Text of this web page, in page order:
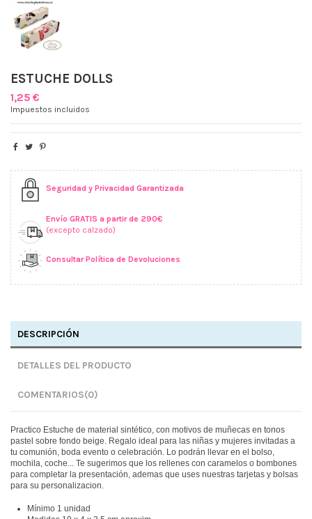
ESTUCHE DOLLS
1,25 €
Impuestos incluidos
Seguridad y Privacidad Garantizada
Envío GRATIS a partir de 290€
(excepto calzado)
Consultar Política de Devoluciones
DESCRIPCIÓN
DETALLES DEL PRODUCTO
COMENTARIOS(0)
Practico Estuche de material sintético, con motivos de muñecas en tonos
pastel sobre fondo beige. Regalo ideal para las niñas y mujeres invitadas a
tu comunión, boda evento o celebración. Lo podrán llevar en el bolso,
mochila, coche... Te sugerimos que los rellenes con caramelos o bombones
para completar la presentación, ademas que uses nuestras tarjetas y bolsas
para su personalizacion.
Mínimo 1 unidad